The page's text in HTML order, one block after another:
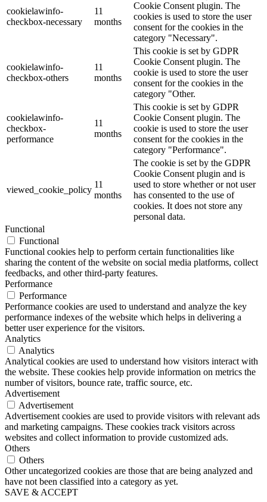
cookielawinfo-
checkbox-necessary
11
months
Cookie Consent plugin. The
cookies is used to store the user
consent for the cookies in the
category "Necessary".
cookielawinfo-
checkbox-others
11
months
This cookie is set by GDPR
Cookie Consent plugin. The
cookie is used to store the user
consent for the cookies in the
category "Other.
cookielawinfo-
checkbox-
performance
11
months
This cookie is set by GDPR
Cookie Consent plugin. The
cookie is used to store the user
consent for the cookies in the
category "Performance".
viewed_cookie_policy
11
months
The cookie is set by the GDPR
Cookie Consent plugin and is
used to store whether or not user
has consented to the use of
cookies. It does not store any
personal data.
Functional
Functional
Functional cookies help to perform certain functionalities like
sharing the content of the website on social media platforms, collect
feedbacks, and other third-party features.
Performance
Performance
Performance cookies are used to understand and analyze the key
performance indexes of the website which helps in delivering a
better user experience for the visitors.
Analytics
Analytics
Analytical cookies are used to understand how visitors interact with
the website. These cookies help provide information on metrics the
number of visitors, bounce rate, traffic source, etc.
Advertisement
Advertisement
Advertisement cookies are used to provide visitors with relevant ads
and marketing campaigns. These cookies track visitors across
websites and collect information to provide customized ads.
Others
Others
Other uncategorized cookies are those that are being analyzed and
have not been classified into a category as yet.
SAVE & ACCEPT